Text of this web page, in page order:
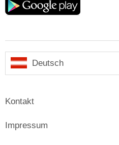
Deutsch
Kontakt
Impressum